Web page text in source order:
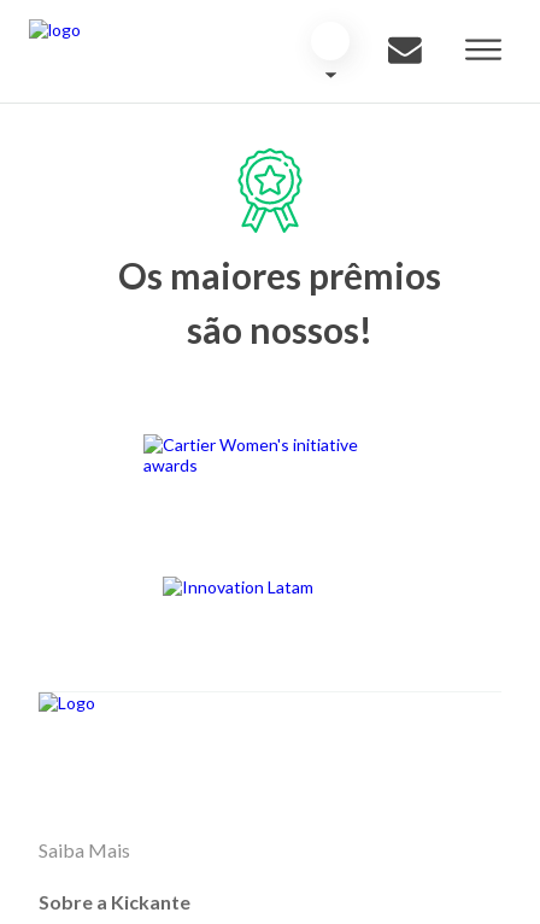
Os maiores prêmios
são nossos!
Saiba Mais
Sobre a Kickante